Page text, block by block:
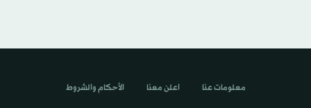
معلومات عنا اعلن معنا الأحكام والشروط